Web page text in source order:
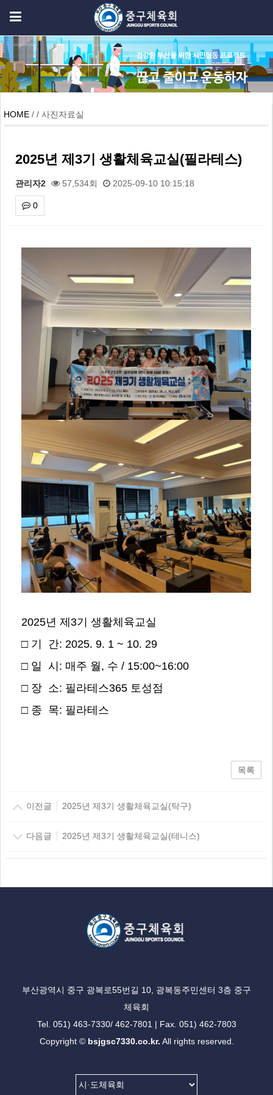
HOME / / 사진자료실
2025년 제3기 생활체육교실(필라테스)
관리자2 57,534회 2025-09-10 10:15:18
0
2025년 제3기 생활체육교실
□ 기 간: 2025. 9. 1 ~ 10. 29
□ 일 시: 매주 월, 수 / 15:00~16:00
□ 장 소: 필라테스365 토성점
□ 종 목: 필라테스
목록
이전글 2025년 제3기 생활체육교실(탁구)
다음글 2025년 제3기 생활체육교실(테니스)
부산광역시 중구 광복로55번길 10, 광복동주민센터 3층 중구
체육회
Tel. 051) 463-7330/ 462-7801 | Fax. 051) 462-7803
Copyright © bsjgsc7330.co.kr. All rights reserved.